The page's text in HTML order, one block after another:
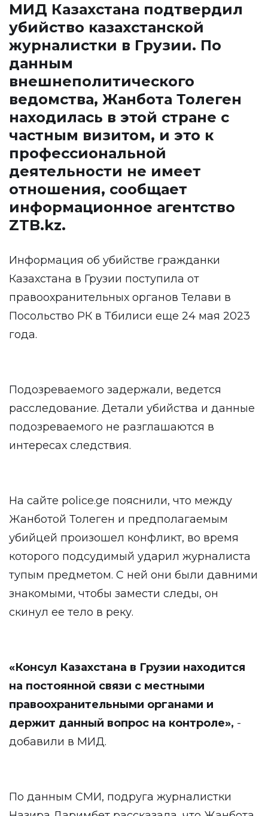
МИД Казахстана подтвердил
убийство казахстанской
журналистки в Грузии. По
данным
внешнеполитического
ведомства, Жанбота Толеген
находилась в этой стране с
частным визитом, и это к
профессиональной
деятельности не имеет
отношения, сообщает
информационное агентство
ZTB.kz.
Информация об убийстве гражданки
Казахстана в Грузии поступила от
правоохранительных органов Телави в
Посольство РК в Тбилиси еще 24 мая 2023
года.
Подозреваемого задержали, ведется
расследование. Детали убийства и данные
подозреваемого не разглашаются в
интересах следствия.
На сайте police.ge пояснили, что между
Жанботой Толеген и предполагаемым
убийцей произошел конфликт, во время
которого подсудимый ударил журналиста
тупым предметом. С ней они были давними
знакомыми, чтобы замести следы, он
скинул ее тело в реку.
«Консул Казахстана в Грузии находится
на постоянной связи с местными
правоохранительными органами и
держит данный вопрос на контроле», -
добавили в МИД.
По данным СМИ, подруга журналистки